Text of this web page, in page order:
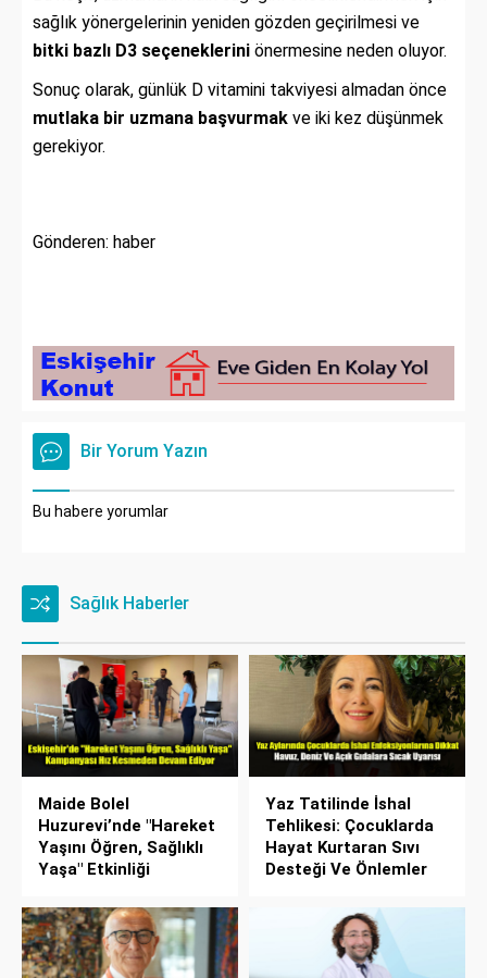
sağlık yönergelerinin yeniden gözden geçirilmesi ve
bitki bazlı D3 seçeneklerini önermesine neden oluyor.
Sonuç olarak, günlük D vitamini takviyesi almadan önce
mutlaka bir uzmana başvurmak ve iki kez düşünmek
gerekiyor.
Gönderen: haber
Bir Yorum Yazın
Bu habere yorumlar
Sağlık Haberler
Maide Bolel
Huzurevi’nde "Hareket
Yaşını Öğren, Sağlıklı
Yaşa" Etkinliği
Yaz Tatilinde İshal
Tehlikesi: Çocuklarda
Hayat Kurtaran Sıvı
Desteği Ve Önlemler